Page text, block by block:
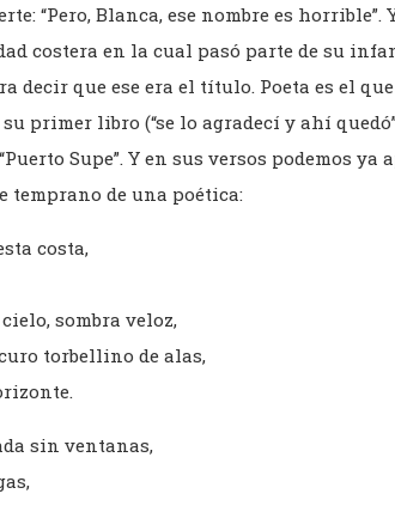
“Pero, Blanca, ese nombre es
costera en la cual pasó parte de su
decir que ese era el título. Poeta es el
primer libro (“se lo agradecí y ahí
Supe”. Y en sus versos podemos ya
temprano de una poética:
costa,
sombra veloz,
torbellino de alas,
sin ventanas,